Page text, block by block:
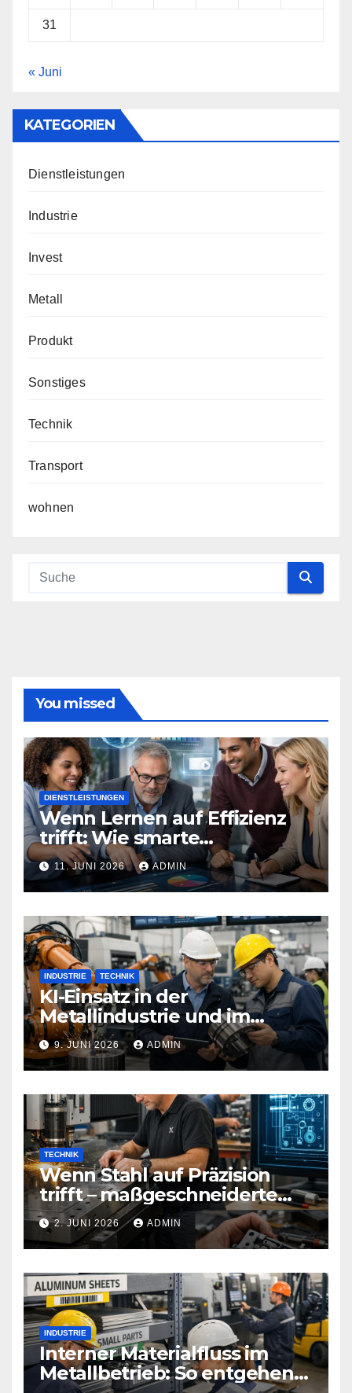
31
« Juni
KATEGORIEN
Dienstleistungen
Industrie
Invest
Metall
Produkt
Sonstiges
Technik
Transport
wohnen
You missed
DIENSTLEISTUNGEN
Wenn Lernen auf Effizienz
trifft: Wie smarte
Technologien Weiterbildung
neu definieren
11. JUNI 2026 ADMIN
INDUSTRIE TECHNIK
KI-Einsatz in der
Metallindustrie und im
Maschinenbau
9. JUNI 2026 ADMIN
TECHNIK
Wenn Stahl auf Präzision
trifft – maßgeschneiderte
Sicherheitstechnik, die Türen
neu definiert
2. JUNI 2026 ADMIN
INDUSTRIE
Interner Materialfluss im
Metallbetrieb: So entgehen